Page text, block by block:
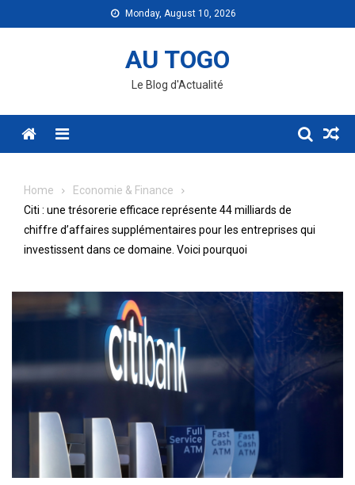
to
Monday, August 10, 2026
AU TOGO
Le Blog d'Actualité
Menu
Home
Economie & Finance
Citi : une trésorerie efficace représente 44 milliards de
chiffre d’affaires supplémentaires pour les entreprises qui
investissent dans ce domaine. Voici pourquoi